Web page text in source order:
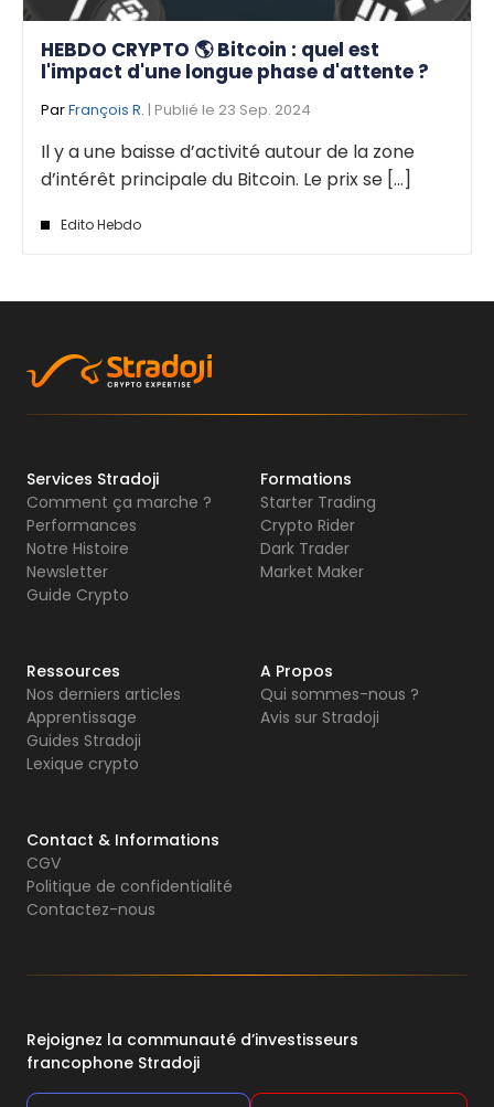
HEBDO CRYPTO 🌎 Bitcoin : quel est
l'impact d'une longue phase d'attente ?
ParFrançois R. | Publié le 23 Sep. 2024
Il y a une baisse d’activité autour de la zone
d’intérêt principale du Bitcoin. Le prix se [...]
Edito Hebdo
Services Stradoji
Comment ça marche ?
Performances
Notre Histoire
Newsletter
Guide Crypto
Formations
Starter Trading
Crypto Rider
Dark Trader
Market Maker
Ressources
Nos derniers articles
Apprentissage
Guides Stradoji
Lexique crypto
A Propos
Qui sommes-nous ?
Avis sur Stradoji
Contact & Informations
CGV
Politique de confidentialité
Contactez-nous
Rejoignez la communauté d’investisseurs
francophone Stradoji